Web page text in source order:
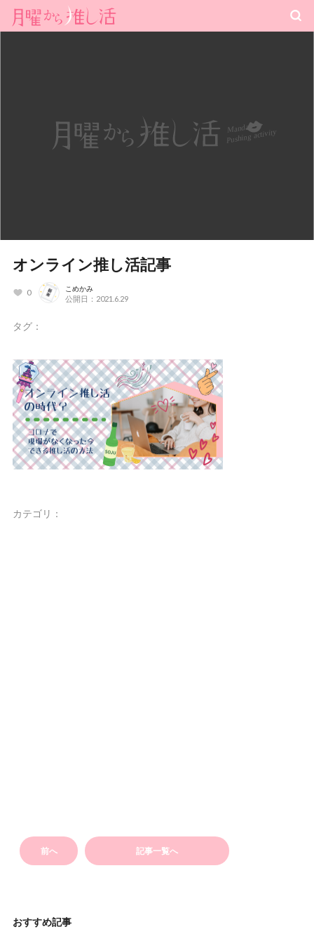
オンライン推し活記事
0 こめかみ
公開日：2021.6.29
タグ：
カテゴリ：
前へ 記事一覧へ
おすすめ記事